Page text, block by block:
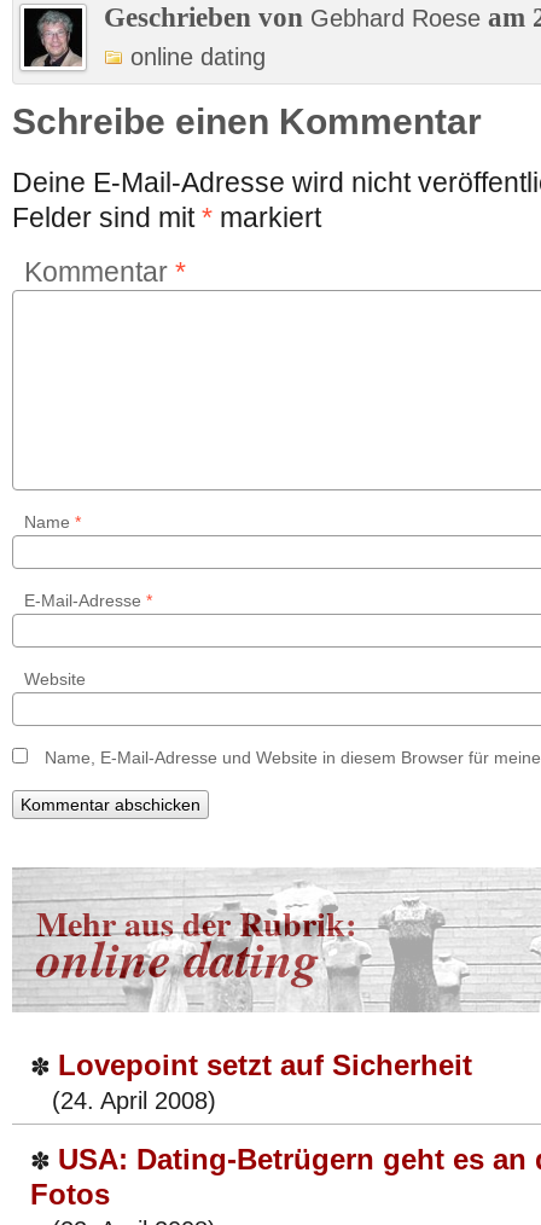
Geschrieben von Gebhard Roese am
online dating
Schreibe einen Kommentar
Deine E-Mail-Adresse wird nicht
Felder sind mit* markiert
Kommentar *
Name *
E-Mail-Adresse *
Website
Name, E-Mail-Adresse und Website in diesem Browser für
Mehr aus der Rubrik:
online dating
✽ Lovepoint setzt auf Sicherheit
(24. April 2008)
✽ USA: Dating-Betrügern geht es an
Fotos